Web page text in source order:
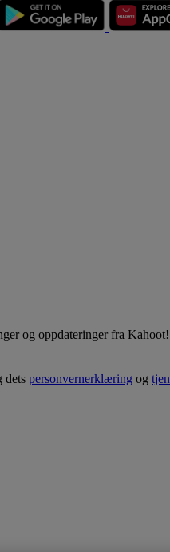
og oppdateringer fra
dets personvernerklæring og